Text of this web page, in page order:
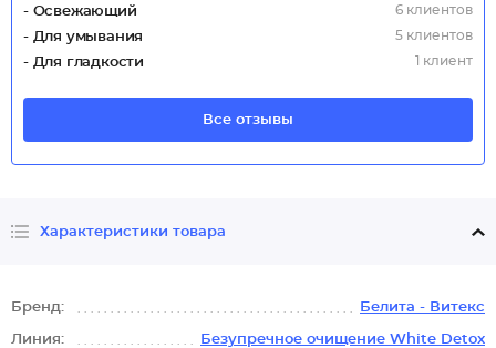
- Освежающий 6 клиентов
- Для умывания 5 клиентов
- Для гладкости 1 клиент
Все отзывы
Характеристики товара
Бренд: Белита - Витекс
Линия: Безупречное очищение White Detox